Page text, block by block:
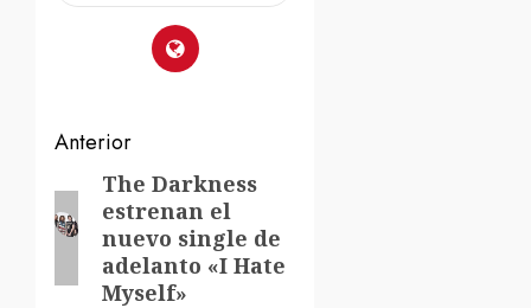
Navegación
de
entradas
Anterior
Entrada
anterior:
The Darkness
estrenan el
nuevo single de
adelanto «I Hate
Myself»